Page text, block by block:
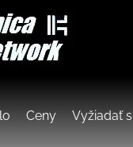
Ceny Vyžiadať